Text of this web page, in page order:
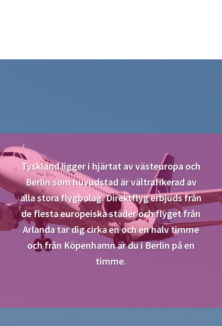
Tyskland ligger i hjärtat av västeuropa och
Berlin som huvudstad är vältrafikerad av
alla stora flygbolag. Direktflyg erbjuds från
de flesta europeiska städer och flyget från
Arlanda tar dig cirka en och en halv timme
och från Köpenhamn är du i Berlin på en
timme.